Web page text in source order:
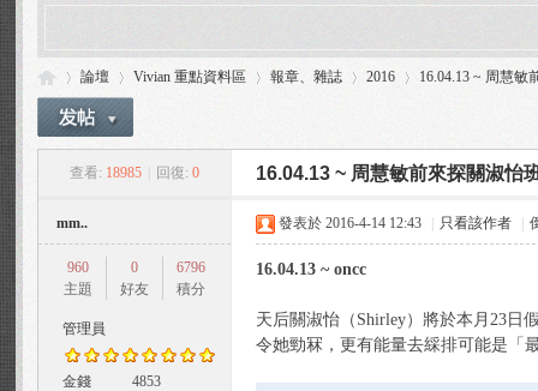
論壇
›
Vivian 重點資料區 報章、雜誌
›
2016
›
16.04.13 ~ 周慧敏
查看: 18985 回復: 0 16.04.13 ~ 周慧敏前來探關淑怡
mm..
960
主題
0
好友
6796
積分
管理員
金錢
4853
發表於 2016-4-14 12:43 只看該作者
16.04.13 ~ oncc
天后關淑怡（Shirley）將於本月23日
令她勁冧，更有能量去綵排可能是「